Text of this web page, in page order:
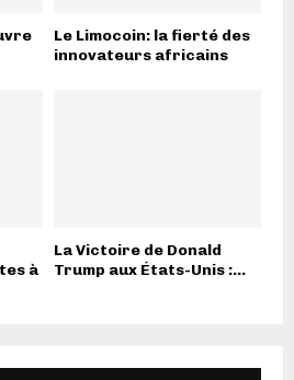
Le Limocoin: la fierté des
innovateurs africains
à
La Victoire de Donald
Trump aux États-Unis :...